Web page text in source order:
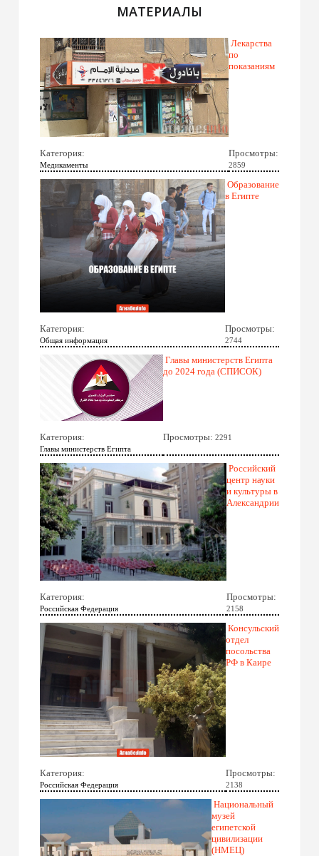
МАТЕРИАЛЫ
Лекарства
по
показаниям
Категория:
Медикаменты
Просмотры:
2859
Образование
в Египте
Категория:
Общая информация
Просмотры:
2744
Главы министерств Египта
до 2024 года (СПИСОК)
Категория:
Главы министерств Египта
Просмотры: 2291
Российский
центр науки
и культуры в
Александрии
Категория:
Российская Федерация
Просмотры:
2158
Консульский
отдел
посольства
РФ в Каире
Категория:
Российская Федерация
Просмотры:
2138
Национальный
музей
египетской
цивилизации
(НМЕЦ)